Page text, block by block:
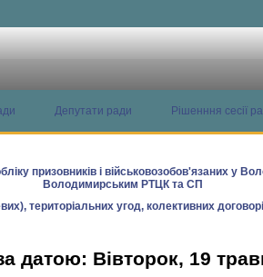
Депутати ради Рішенння сесії
призовників і військовозобов'язаних у
Володимирським РТЦК та СП
територіальних угод, колективних
датою: Вівторок, 19